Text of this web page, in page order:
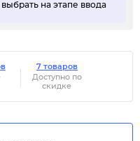
на этапе ввода
7 товаров
Доступно по
скидке